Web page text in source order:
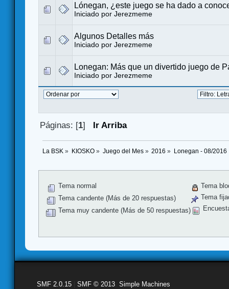
Lónegan, ¿este juego se ha dado a
Iniciado por Jerezmeme
Algunos Detalles más
Iniciado por Jerezmeme
Lonegan: Más que un divertido juego de
Iniciado por Jerezmeme
Páginas: [1] Ir Arriba
La BSK » KIOSKO» Juego del Mes» 2016 » Lonegan - 08/2016
Tema normal
Tema candente (Más de 20 respuestas)
Tema muy candente (Más de 50 respuestas)
Tema
Tema
SMF 2.0.15 SMF © 2013 Simple Machines